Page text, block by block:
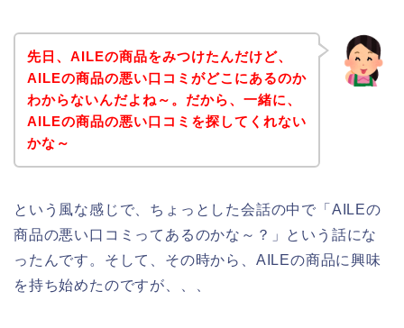
先日、AILEの商品をみつけたんだけど、
AILEの商品の悪い口コミがどこにあるのか
わからないんだよね～。だから、一緒に、
AILEの商品の悪い口コミを探してくれない
かな～
という風な感じで、ちょっとした会話の中で「AILEの
商品の悪い口コミってあるのかな～？」という話にな
ったんです。そして、その時から、AILEの商品に興味
を持ち始めたのですが、、、